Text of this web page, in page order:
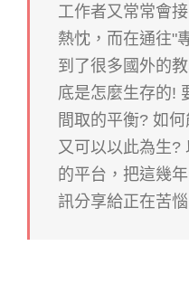
工作者又常常會
熱忱，而在通往"
到了很多國外的
底是怎麼生存的!
間取的平衡? 如
又可以以此為生?
的平台，把這幾
訊分享給正在苦惱